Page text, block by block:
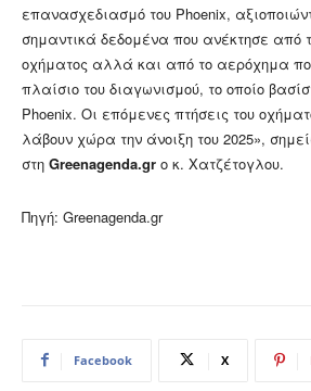
επανασχεδιασμό του Phoenix,
σημαντικά δεδομένα που ανέκτησε από
οχήματος αλλά και από το αερόχημα
πλαίσιο του διαγωνισμού, το οποίο
Phoenix. Οι επόμενες πτήσεις του
λάβουν χώρα την άνοιξη του 2025»,
στη Greenagenda.gr ο κ. Χατζέτογλου.
Πηγή: Greenagenda.gr
Facebook X